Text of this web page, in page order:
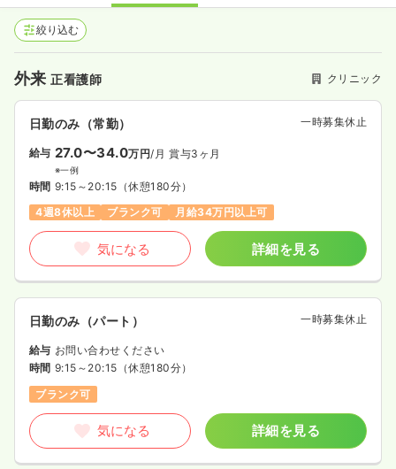
絞り込む
外来正看護師 クリニック
日勤のみ（常勤） 一時募集休止
給与 27.0〜34.0万円/月 賞与3ヶ月
※一例
時間 9:15～20:15 （休憩180分）
4週8休以上
ブランク可 月給34万円以上可
気になる 詳細を見る
日勤のみ（パート） 一時募集休止
給与 お問い合わせください
時間 9:15～20:15 （休憩180分）
ブランク可
気になる 詳細を見る